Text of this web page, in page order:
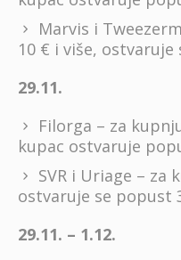
Marvis i
10 € i više, ostvaruje
29.11.
Filorga – za
kupac ostvaruje
SVR i Uriage – za
ostvaruje se popust
29.11. – 1.12.